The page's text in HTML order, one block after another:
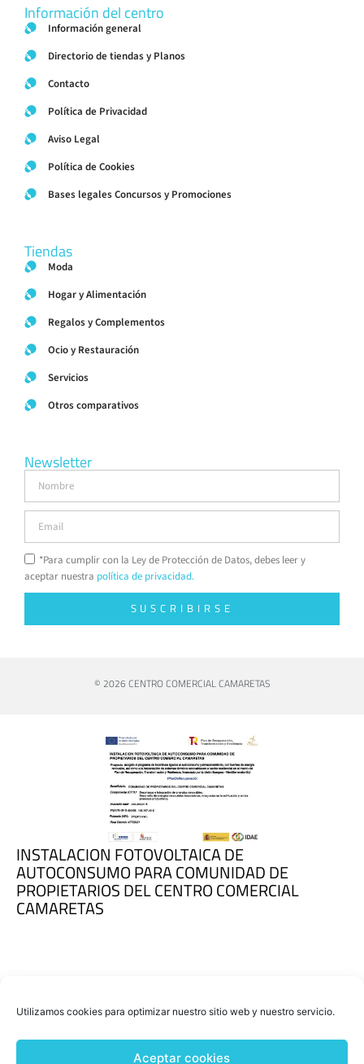
Utilizamos cookies para optimizar nuestro sitio web y nuestro servicio.
Aceptar cookies
Información del centro
Información general
Directorio de tiendas y Planos
Contacto
Política de Privacidad
Aviso Legal
Política de Cookies
Bases legales Concursos y Promociones
Tiendas
Moda
Hogar y Alimentación
Regalos y Complementos
Ocio y Restauración
Servicios
Otros comparativos
Newsletter
*Para cumplir con la Ley de Protección de Datos, debes leer y
aceptar nuestra política de privacidad.
SUSCRIBIRSE
© 2026 CENTRO COMERCIAL CAMARETAS
INSTALACION FOTOVOLTAICA DE
AUTOCONSUMO PARA COMUNIDAD DE
PROPIETARIOS DEL CENTRO COMERCIAL
CAMARETAS